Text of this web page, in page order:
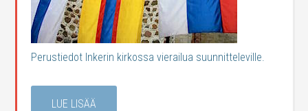
Perustiedot Inkerin kirkossa vierailua suunnitteleville.
LUE LISÄÄ